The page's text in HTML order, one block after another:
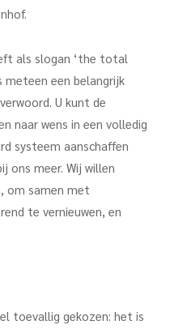
als slogan ‘the total
meteen een belangrijk
U kunt de
naar wens in een volledig
systeem aanschaffen
ons meer. Wij willen
om samen met
te vernieuwen, en
toevallig gekozen: het is